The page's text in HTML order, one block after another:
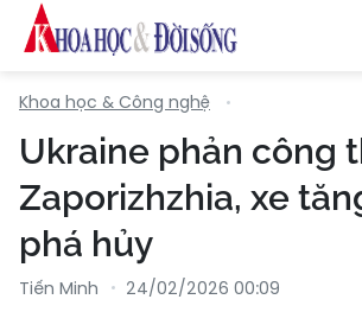
Khoa học & Công nghệ
Ukraine phản công
Zaporizhzhia, xe
phá hủy
Tiến Minh 24/02/2026 00:09